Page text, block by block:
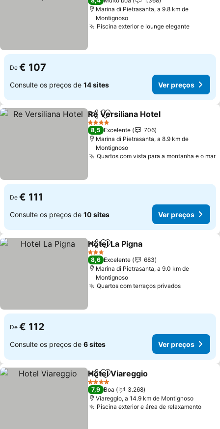
Marina di Pietrasanta, a 9.8 km de
Montignoso
Piscina exterior e lounge eleganteVer
De € 107
Consulte os preços de 14 sites Ver preços
PartilharAdicionar aos favoritos
Re Versiliana Hotel
4 Estrelas
8,5 Excelente
706
Marina di Pietrasanta, a 8.9 km de
Montignoso
Quartos com vista para a montanha e o mar
De € 111
Consulte os preços de 10 sites Ver preços
PartilharAdicionar aos favoritos
Hotel La Pigna
3 Estrelas
8,6 Excelente
683
Marina di Pietrasanta, a 9.0 km de
Montignoso
Quartos com terraços privadosVer
De € 112
Consulte os preços de 6 sites Ver preços
PartilharAdicionar aos favoritos
Hotel Viareggio
4 Estrelas
7,9 Boa
3.268
Viareggio, a 14.9 km de Montignoso
Piscina exterior e área de relaxamentoVer